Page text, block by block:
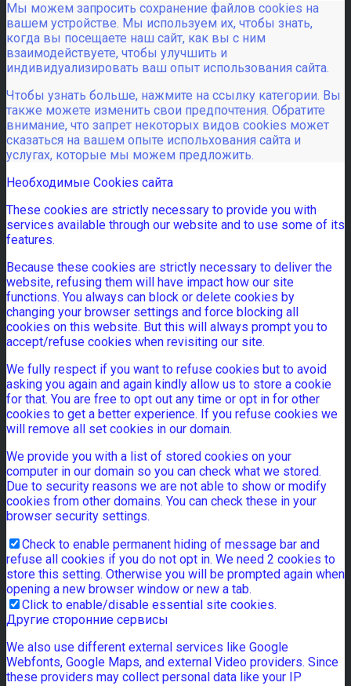
Мы можем запросить сохранение файлов cookies на
вашем устройстве. Мы используем их, чтобы знать,
когда вы посещаете наш сайт, как вы с ним
взаимодействуете, чтобы улучшить и
индивидуализировать ваш опыт использования сайта.
Чтобы узнать больше, нажмите на ссылку категории. Вы
также можете изменить свои предпочтения. Обратите
внимание, что запрет некоторых видов cookies может
сказаться на вашем опыте испольхования сайта и
услугах, которые мы можем предложить.
Необходимые Cookies сайта
These cookies are strictly necessary to provide you with
services available through our website and to use some of its
features.
Because these cookies are strictly necessary to deliver the
website, refusing them will have impact how our site
functions. You always can block or delete cookies by
changing your browser settings and force blocking all
cookies on this website. But this will always prompt you to
accept/refuse cookies when revisiting our site.
We fully respect if you want to refuse cookies but to avoid
asking you again and again kindly allow us to store a cookie
for that. You are free to opt out any time or opt in for other
cookies to get a better experience. If you refuse cookies we
will remove all set cookies in our domain.
We provide you with a list of stored cookies on your
computer in our domain so you can check what we stored.
Due to security reasons we are not able to show or modify
cookies from other domains. You can check these in your
browser security settings.
Check to enable permanent hiding of message bar and
refuse all cookies if you do not opt in. We need 2 cookies to
store this setting. Otherwise you will be prompted again when
opening a new browser window or new a tab.
Click to enable/disable essential site cookies.
Другие сторонние сервисы
We also use different external services like Google
Webfonts, Google Maps, and external Video providers. Since
these providers may collect personal data like your IP